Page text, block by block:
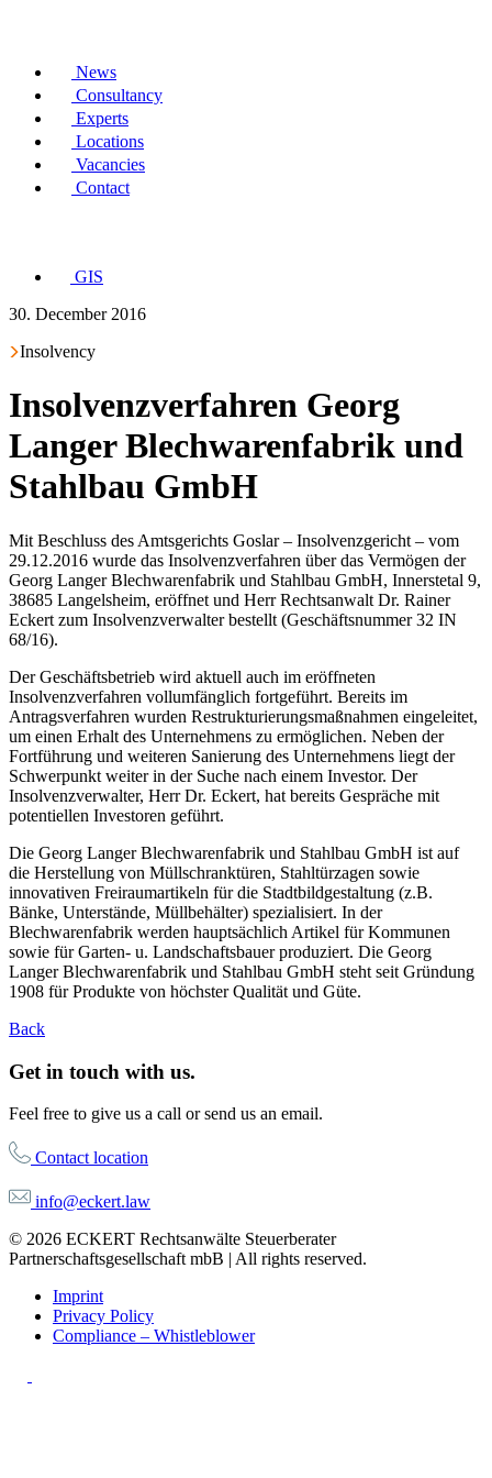
News
Consultancy
Experts
Locations
Vacancies
Contact
GIS
30. December 2016
Insolvency
Insolvenzverfahren Georg
Langer Blechwarenfabrik und
Stahlbau GmbH
Mit Beschluss des Amtsgerichts Goslar – Insolvenzgericht – vom
29.12.2016 wurde das Insolvenzverfahren über das Vermögen der
Georg Langer Blechwarenfabrik und Stahlbau GmbH, Innerstetal 9,
38685 Langelsheim, eröffnet und Herr Rechtsanwalt Dr. Rainer
Eckert zum Insolvenzverwalter bestellt (Geschäftsnummer 32 IN
68/16).
Der Geschäftsbetrieb wird aktuell auch im eröffneten
Insolvenzverfahren vollumfänglich fortgeführt. Bereits im
Antragsverfahren wurden Restrukturierungsmaßnahmen eingeleitet,
um einen Erhalt des Unternehmens zu ermöglichen. Neben der
Fortführung und weiteren Sanierung des Unternehmens liegt der
Schwerpunkt weiter in der Suche nach einem Investor. Der
Insolvenzverwalter, Herr Dr. Eckert, hat bereits Gespräche mit
potentiellen Investoren geführt.
Die Georg Langer Blechwarenfabrik und Stahlbau GmbH ist auf
die Herstellung von Müllschranktüren, Stahltürzagen sowie
innovativen Freiraumartikeln für die Stadtbildgestaltung (z.B.
Bänke, Unterstände, Müllbehälter) spezialisiert. In der
Blechwarenfabrik werden hauptsächlich Artikel für Kommunen
sowie für Garten- u. Landschaftsbauer produziert. Die Georg
Langer Blechwarenfabrik und Stahlbau GmbH steht seit Gründung
1908 für Produkte von höchster Qualität und Güte.
Back
Get in touch with us.
Feel free to give us a call or send us an email.
Contact location
info@eckert.law
© 2026 ECKERT Rechtsanwälte Steuerberater
Partnerschaftsgesellschaft mbB | All rights reserved.
Imprint
Privacy Policy
Compliance – Whistleblower